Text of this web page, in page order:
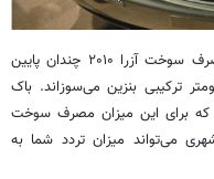
البته همان‌طور که حدس می‌زنید میانگین مصرف سوخت آزرا ۲۰۱۰ چندان پایین
حدود ۱۰ لیتر در هر ۱۰۰ کیلومتر ترکیبی بنزین می‌سوزاند. باک
ظرفیت دارد که برای این میزان مصرف سوخت
می‌تواند میزان تردد شما به